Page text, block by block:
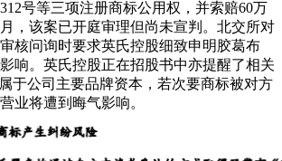
号等三项注册商标公用权，并索赔60万
，该案已开庭审理但尚未宣判。北交所对
核问询时要求英氏控股细致申明胶葛布
响。英氏控股正在招股书中亦提醒了相关
于公司主要品牌资本，若次要商标被对方
业将遭到晦气影响。